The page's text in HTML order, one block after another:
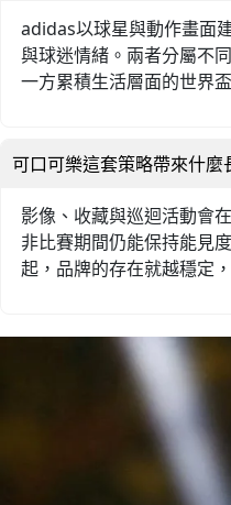
adidas以球星與動作畫面
與球迷情緒。兩者分屬不
一方累積生活層面的世界
可口可樂這套策略帶來什麼
影像、收藏與巡迴活動會
非比賽期間仍能保持能見
起，品牌的存在就越穩定